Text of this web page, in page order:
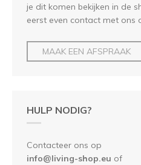
je dit komen bekijken in de
eerst even contact met ons
MAAK EEN AFSPRAAK
HULP NODIG?
Contacteer ons op
info@living-shop.eu of